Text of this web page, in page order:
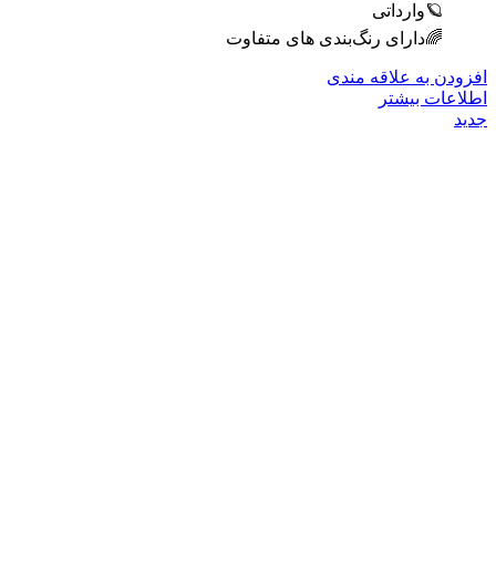
🪐وارداتی
🌈دارای رنگ‌بندی های متفاوت
افزودن به علاقه مندی
اطلاعات بیشتر
جدید